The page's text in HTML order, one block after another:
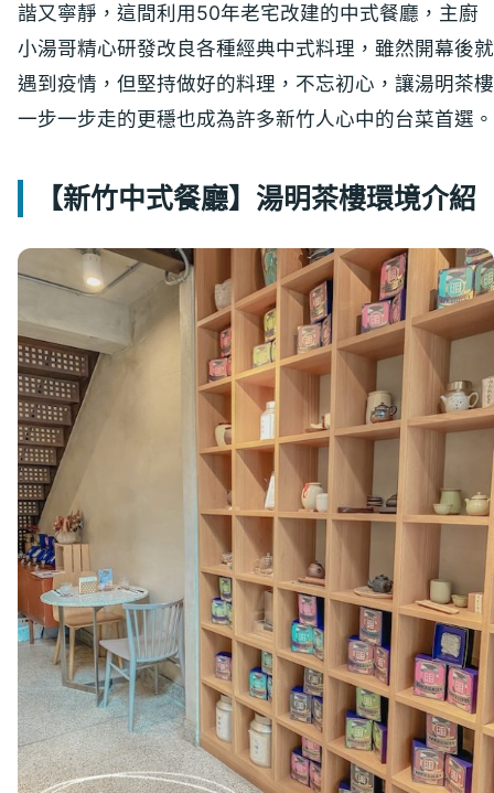
諧又寧靜，這間利用50年老宅改建的中式餐廳，主廚
小湯哥精心研發改良各種經典中式料理，雖然開幕後就
遇到疫情，但堅持做好的料理，不忘初心，讓湯明茶樓
一步一步走的更穩也成為許多新竹人心中的台菜首選。
【新竹中式餐廳】湯明茶樓環境介紹